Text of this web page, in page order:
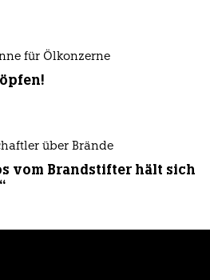
für Ölkonzerne
über Brände
vom Brandstifter hält sich